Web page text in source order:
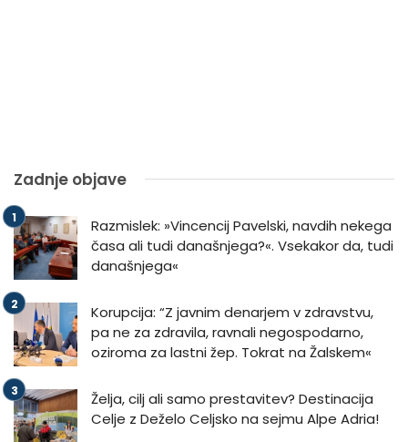
Zadnje objave
Razmislek: »Vincencij Pavelski, navdih nekega
časa ali tudi današnjega?«. Vsekakor da, tudi
današnjega«
Korupcija: “Z javnim denarjem v zdravstvu,
pa ne za zdravila, ravnali negospodarno,
oziroma za lastni žep. Tokrat na Žalskem«
Želja, cilj ali samo prestavitev? Destinacija
Celje z Deželo Celjsko na sejmu Alpe Adria!